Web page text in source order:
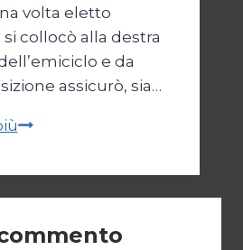
volta eletto
collocò alla destra
e da
assicurò, sia…
Il
destra
di